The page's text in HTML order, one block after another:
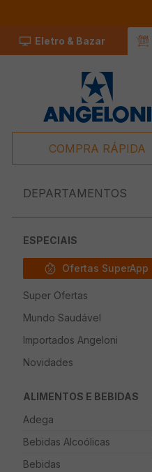
Eletro & Bazar
COMPRA RÁPIDA
DEPARTAMENTOS
ESPECIAIS
Ofertas SuperApp
Super Ofertas
Mundo Saudável
Importados Angeloni
Novidades
ALIMENTOS E BEBIDAS
Adega
Bebidas Alcoólicas
Bebidas